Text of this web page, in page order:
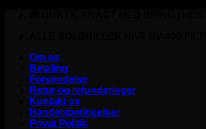
Om os
Betaling
Forsendelse
Retur og refunderinger
Kontakt os
Handelsbetingelser
Privat Politik